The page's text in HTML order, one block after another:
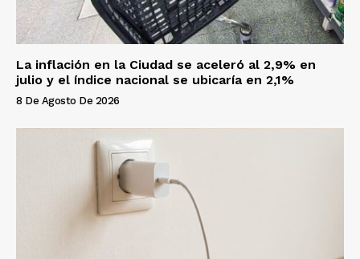
La inflación en la Ciudad se aceleró al 2,9% en
julio y el índice nacional se ubicaría en 2,1%
8 De Agosto De 2026